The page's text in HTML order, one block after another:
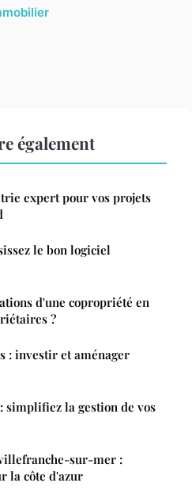
également
expert pour vos projets
le bon logiciel
d'une copropriété en
?
: investir et aménager
simplifiez la gestion de vos
sur-mer :
la côte d'azur